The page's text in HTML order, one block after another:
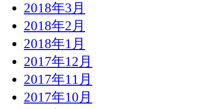
2018年3月
2018年2月
2018年1月
2017年12月
2017年11月
2017年10月